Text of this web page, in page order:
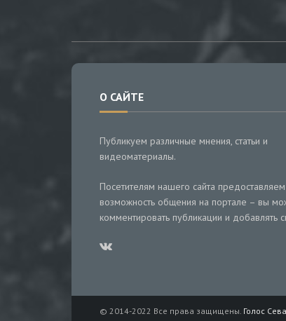
О САЙТЕ
Публикуем различные мнения, статьи и
видеоматериалы.
Посетителям нашего сайта предоставляем
возможность общения на портале – вы
комментировать публикации и добавлять
© 2014-2022 Все права защищены. Голос